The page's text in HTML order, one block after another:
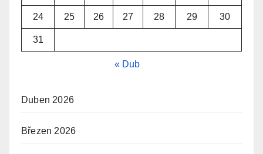
24 25 26 27 28 29 30
31
« Dub
Duben 2026
Březen 2026